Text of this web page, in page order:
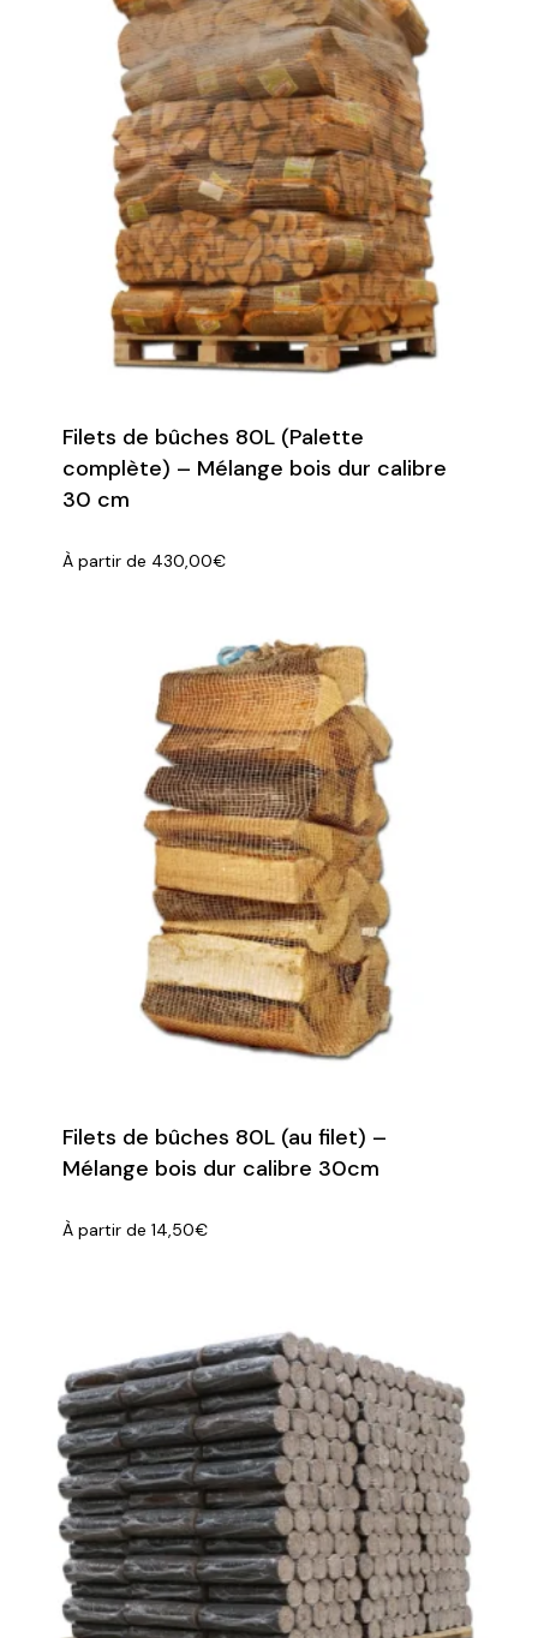
Filets de bûches 80L (Palette
complète) – Mélange bois dur calibre
30 cm
À partir de 430,00€
Filets de bûches 80L (au filet) –
Mélange bois dur calibre 30cm
À partir de 14,50€